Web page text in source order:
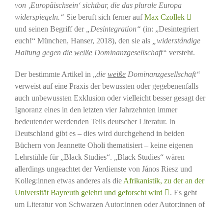
von ‚Europäischsein‘ sichtbar, die das plurale Europa
widerspiegeln.“ Sie beruft sich ferner aufMax Czollek
und seinen Begriff der
„Desintegration“ (in: „Desintegriert
euch!“ München, Hanser, 2018), den sie als
„widerständige
Haltung gegen die weißeDominanzgesellschaft“ versteht.
Der bestimmte Artikel in „die weißeDominanzgesellschaft“
verweist auf eine Praxis der bewussten oder gegebenenfalls
auch unbewussten Exklusion oder vielleicht besser gesagt der
Ignoranz eines in den letzten vier Jahrzehnten immer
bedeutender werdenden Teils deutscher Literatur. In
Deutschland gibt es – dies wird durchgehend in beiden
Büchern von Jeannette Oholi thematisiert – keine eigenen
Lehrstühle für „Black Studies“. „Black Studies“ wären
allerdings ungeachtet der Verdienste von János Riesz und
Kolleg:innen etwas anderes als die Afrikanistik, zu der an der
Universität Bayreuth gelehrt und geforscht wird
. Es geht
um Literatur von Schwarzen Autor:innen oder Autor:innen of